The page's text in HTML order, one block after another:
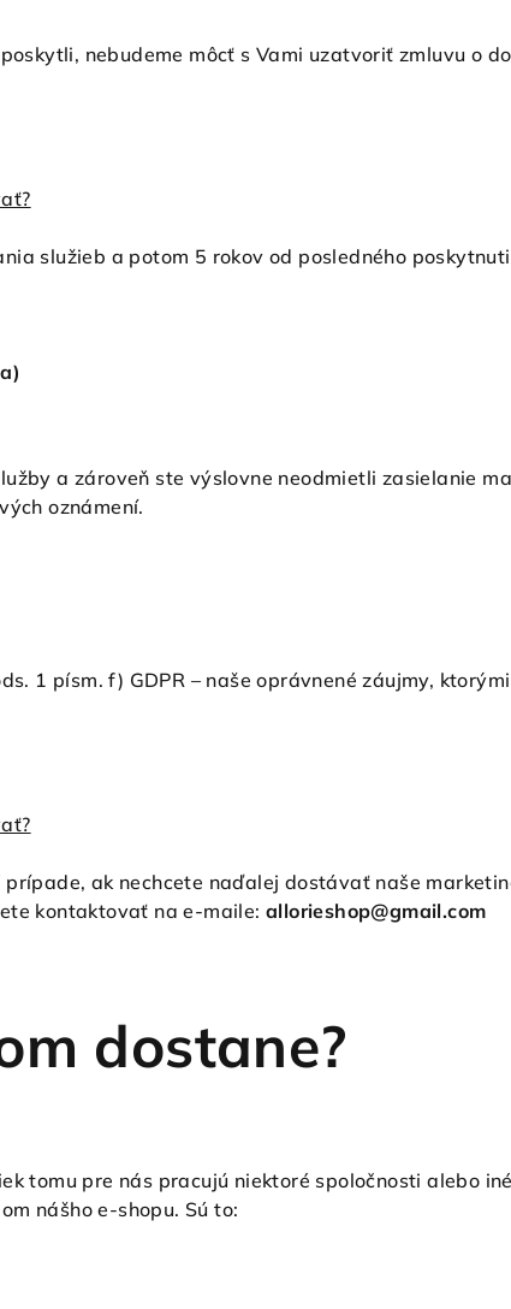
nebudeme môcť s Vami uzatvoriť zmluvu o
služieb a potom 5 rokov od posledného
a zároveň ste výslovne neodmietli zasielanie
oznámení.
1 písm. f) GDPR – naše oprávnené záujmy,
prípade, ak nechcete naďalej dostávať naše
kontaktovať na e-maile: allorieshop@gmail.com
dostane?
tomu pre nás pracujú niektoré spoločnosti alebo
nášho e-shopu. Sú to: